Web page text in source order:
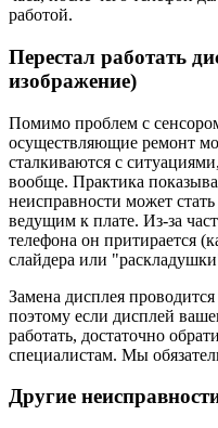
работой.
Перестал работать
изображение)
Помимо проблем с
осуществляющие ремонт
сталкиваются с
вообще. Практика
неисправности может
ведущим к плате. Из-за
телефона он притирается
слайдера или
Замена дисплея
поэтому если дисплей
работать, достаточно
специалистам. Мы
Другие